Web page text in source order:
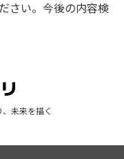
さい。今後の内容検
未来を描く